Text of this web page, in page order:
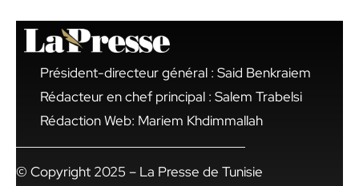
Président-directeur général : Said Benkraiem
Rédacteur en chef principal : Salem Trabelsi
Rédaction Web: Mariem Khdimmallah
© Copyright 2025 – La Presse de Tunisie